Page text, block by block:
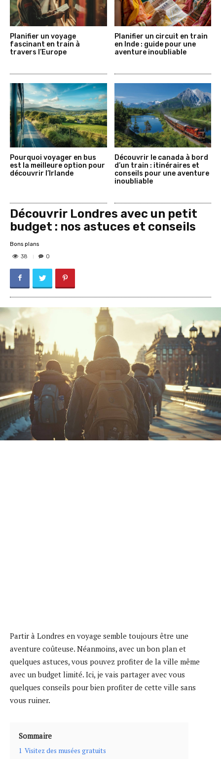
Planifier un voyage
fascinant en train à
travers l’Europe
Planifier un circuit en train
en Inde : guide pour une
aventure inoubliable
Pourquoi voyager en bus
est la meilleure option pour
découvrir l’Irlande
Découvrir le canada à bord
d’un train : itinéraires et
conseils pour une aventure
inoubliable